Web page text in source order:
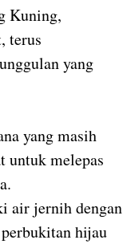
Kuning,
terus
yang
yang masih
untuk melepas
air jernih dengan
hijau